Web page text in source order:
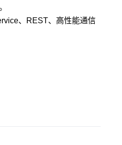
、REST、高性能通信